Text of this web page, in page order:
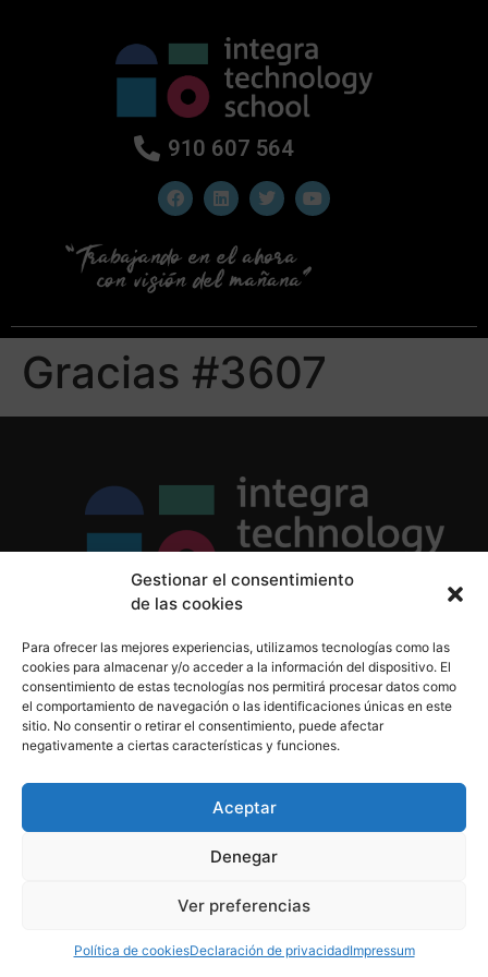
Gestionar el consentimiento
de las cookies
Para ofrecer las mejores experiencias, utilizamos tecnologías como las
cookies para almacenar y/o acceder a la información del dispositivo. El
consentimiento de estas tecnologías nos permitirá procesar datos como
el comportamiento de navegación o las identificaciones únicas en este
sitio. No consentir o retirar el consentimiento, puede afectar
negativamente a ciertas características y funciones.
Aceptar
Denegar
Ver preferencias
Política de cookiesDeclaración de privacidadImpressum
910 607 564
Gracias #3607
Política de Cookies
Aviso Legal
910 607 564
derechos reservados